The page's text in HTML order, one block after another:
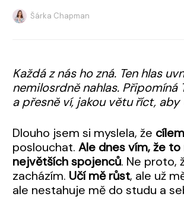
Šárka Chapman
Každá z nás ho zná. Ten hlas
nemilosrdně nahlas.
a přesně ví, jakou větu říct,
Dlouho jsem si myslela, že
poslouchat.Ale dnes vím, že
největších spojenců. Ne proto,
zacházím. Učí mě růst, ale už
ale nestahuje mě do studu a